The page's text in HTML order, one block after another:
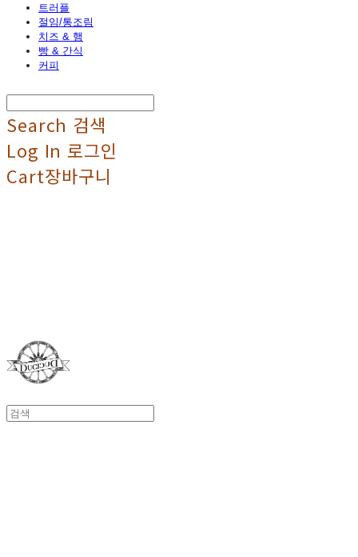
트러플
절임/통조림
치즈 & 햄
빵 & 간식
커피
Search 검색
Log In 로그인
Cart장바구니